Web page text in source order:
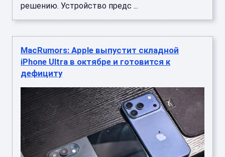
решению. Устройство предс ...
MacRumors: Apple выпустит складной
iPhone Ultra в октябре и готовится к
дефициту